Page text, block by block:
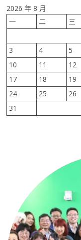
2026 年 8 月
一
二 三
3
4 5
10
11 12
17
18 19
24
25 26
31